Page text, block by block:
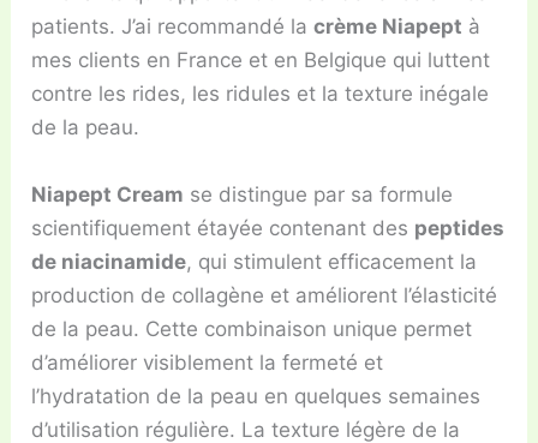
patients. J’ai recommandé lacrème Niapept à
mes clients en France et en Belgique qui luttent
contre les rides, les ridules et la texture inégale
de la peau.
Niapept Cream se distingue par sa formule
scientifiquement étayée contenant des peptides
de niacinamide, qui stimulent efficacement la
production de collagène et améliorent l’élasticité
de la peau. Cette combinaison unique permet
d’améliorer visiblement la fermeté et
l’hydratation de la peau en quelques semaines
d’utilisation régulière. La texture légère de la